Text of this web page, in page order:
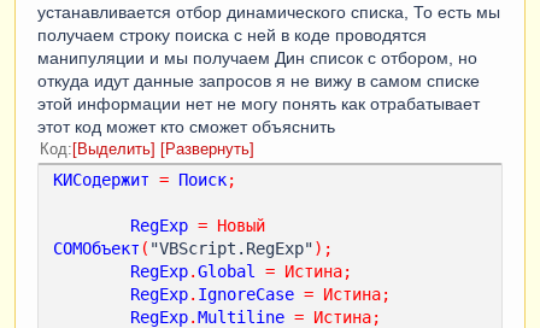
устанавливается отбор динамического списка, То есть мы
получаем строку поиска с ней в коде проводятся
манипуляции и мы получаем Дин список с отбором, но
откуда идут данные запросов я не вижу в самом списке
этой информации нет не могу понять как отрабатывает
этот код может кто сможет объяснить
Код Выделить Развернуть
КИСодержит = Поиск;
RegExp = Новый
COMОбъект ( "VBScript.RegExp");
RegExp.Global = Истина;
RegExp. IgnoreCase = Истина;
RegExp.Multiline = Истина;